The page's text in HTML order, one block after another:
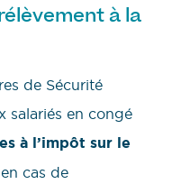
à la
de Sécurité
salariés en congé
à l’impôt sur le
cas de